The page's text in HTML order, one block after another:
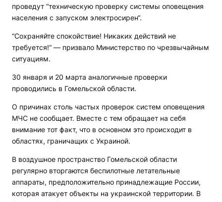
проведут “техническую проверку системы оповещения
населения с запуском электросирен“.
“Сохраняйте спокойствие! Никаких действий не
требуется!“ — призвало Министерство по чрезвычайным
ситуациям.
30 января и 20 марта аналогичные проверки
проводились в Гомельской области.
О причинах столь частых проверок систем оповещения
МЧС не сообщает. Вместе с тем обращает на себя
внимание тот факт, что в основном это происходит в
областях, граничащих с Украиной.
В воздушное пространство Гомельской области
регулярно вторгаются беспилотные летательные
аппараты, предположительно принадлежащие России,
которая атакует объекты на украинской территории. В